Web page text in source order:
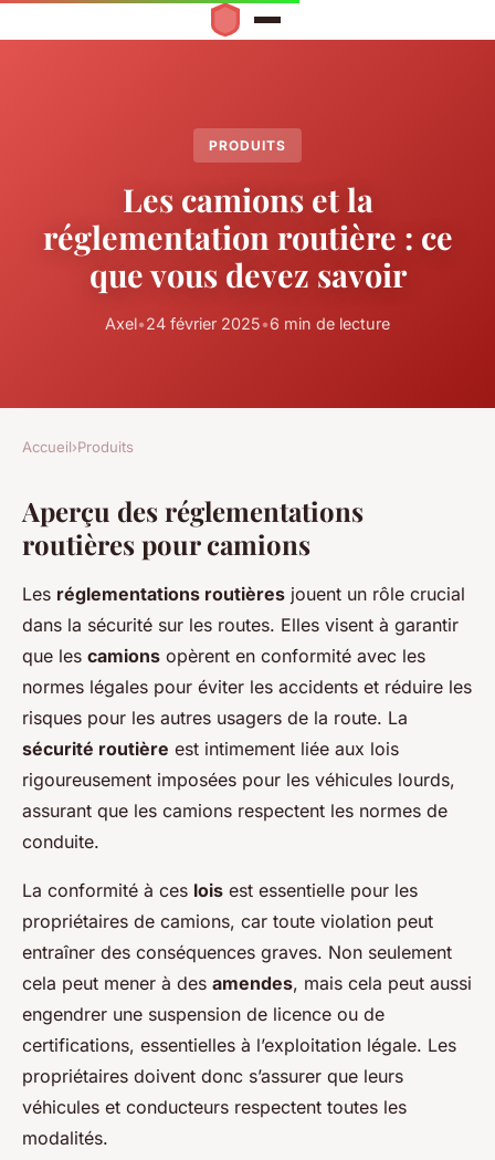
PRODUITS
Les camions et la
réglementation routière : ce
que vous devez savoir
Axel•24 février 2025•6 min de lecture
Accueil›Produits
Aperçu des réglementations
routières pour camions
Les réglementations routières jouent un rôle crucial
dans la sécurité sur les routes. Elles visent à garantir
que les camions opèrent en conformité avec les
normes légales pour éviter les accidents et réduire les
risques pour les autres usagers de la route. La
sécurité routière est intimement liée aux lois
rigoureusement imposées pour les véhicules lourds,
assurant que les camions respectent les normes de
conduite.
La conformité à ces lois est essentielle pour les
propriétaires de camions, car toute violation peut
entraîner des conséquences graves. Non seulement
cela peut mener à des amendes, mais cela peut aussi
engendrer une suspension de licence ou de
certifications, essentielles à l’exploitation légale. Les
propriétaires doivent donc s’assurer que leurs
véhicules et conducteurs respectent toutes les
modalités.